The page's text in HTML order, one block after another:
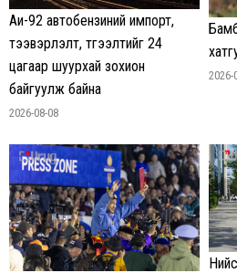
Аи-92 автобензиний импорт,
тээвэрлэлт, түгээлтийг 24
цагаар шуурхай зохион
байгуулж байна
2026-08-08
2026-